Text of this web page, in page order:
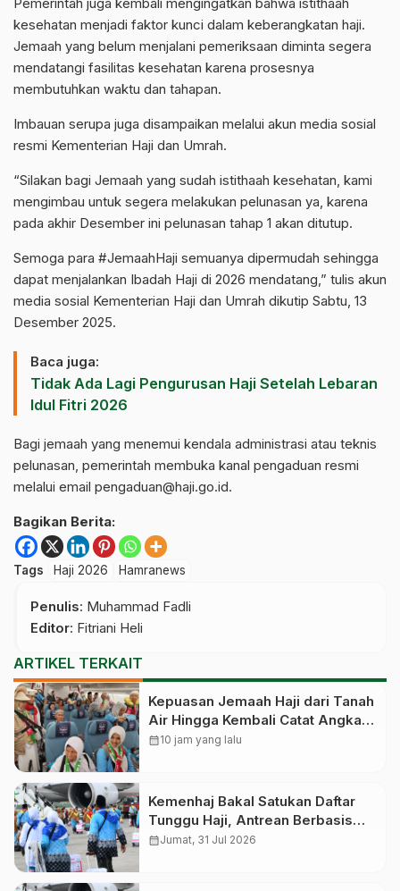
kesehatan menjadi faktor kunci dalam keberangkatan haji.
Jemaah yang belum menjalani pemeriksaan diminta segera
mendatangi fasilitas kesehatan karena prosesnya
membutuhkan waktu dan tahapan.
Imbauan serupa juga disampaikan melalui akun media sosial
resmi Kementerian Haji dan Umrah.
“Silakan bagi Jemaah yang sudah istithaah kesehatan, kami
mengimbau untuk segera melakukan pelunasan ya, karena
pada akhir Desember ini pelunasan tahap 1 akan ditutup.
Semoga para #JemaahHaji semuanya dipermudah sehingga
dapat menjalankan Ibadah Haji di 2026 mendatang,” tulis akun
media sosial Kementerian Haji dan Umrah dikutip Sabtu, 13
Desember 2025.
Baca juga:
Tidak Ada Lagi Pengurusan Haji Setelah Lebaran
Idul Fitri 2026
Bagi jemaah yang menemui kendala administrasi atau teknis
pelunasan, pemerintah membuka kanal pengaduan resmi
melalui email pengaduan@haji.go.id.
Bagikan Berita:
Tags Haji 2026 Hamranews
Penulis: Muhammad Fadli
Editor: Fitriani Heli
ARTIKEL TERKAIT
Kepuasan Jemaah Haji dari Tanah
Air Hingga Kembali Catat Angka
83,28 Persen
calendar_month10 jam yang lalu
Kemenhaj Bakal Satukan Daftar
Tunggu Haji, Antrean Berbasis
Nasional dan Bukan Lagi Provinsi
calendar_monthJumat, 31 Jul 2026